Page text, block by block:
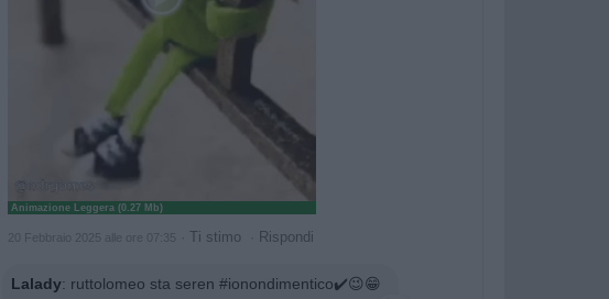
Animazione Leggera (0.27 Mb)
20 Febbraio 2025 alle ore 07:35 Ti stimo Rispondi
Lalady: ruttolomeo sta seren #ionondimentico✔️😉😁